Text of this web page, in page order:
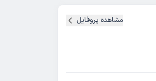
مشاهده پروفایل